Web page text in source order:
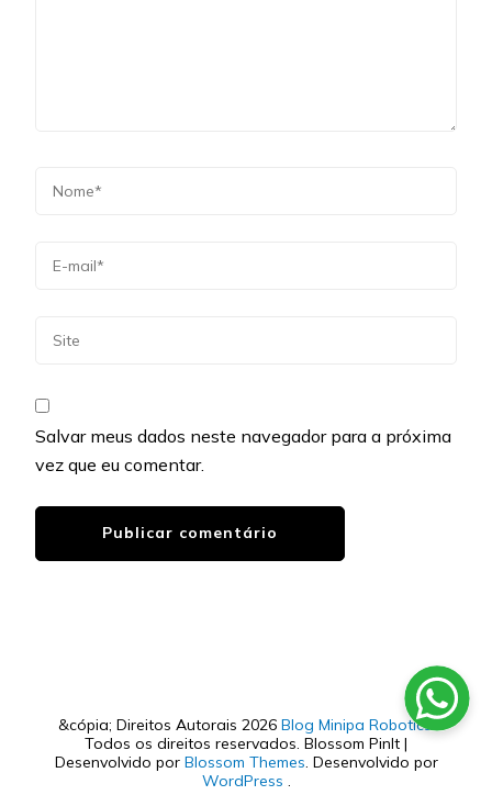
Salvar meus dados neste navegador para a próxima
vez que eu comentar.
&cópia; Direitos Autorais 2026 Blog Minipa Robotics.
Todos os direitos reservados. Blossom PinIt |
Desenvolvido por Blossom Themes. Desenvolvido por
WordPress .